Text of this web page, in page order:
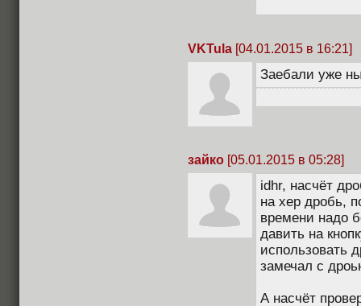
VKTula [04.01.2015 в 16:21]
Заебали уже
зайко [05.01.2015 в 05:28]
idhr, насчёт
на хер дробь,
времени надо
давить на
использовать
замечал с
А насчёт